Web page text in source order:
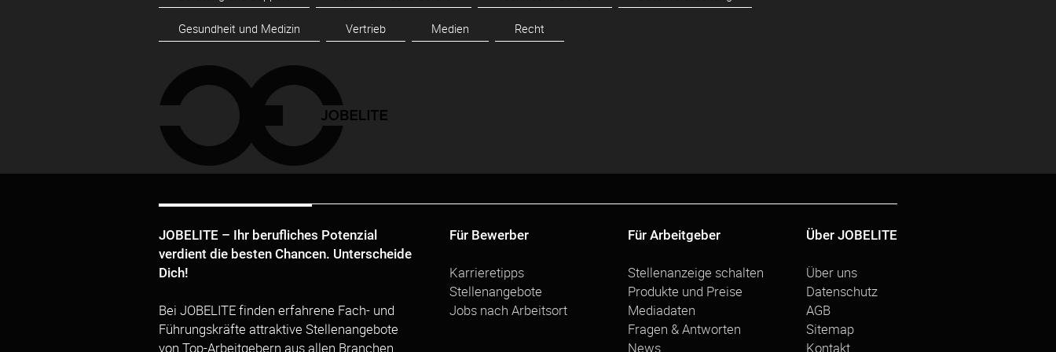
Gesundheit und Medizin Vertrieb Medien Recht
JOBELITE – Ihr berufliches Potenzial
verdient die besten Chancen. Unterscheide
Dich!
Bei JOBELITE finden erfahrene Fach- und
Führungskräfte attraktive Stellenangebote
von Top-Arbeitgebern aus allen Branchen
Für Bewerber
Karrieretipps
Stellenangebote
Jobs nach Arbeitsort
Für Arbeitgeber
Stellenanzeige schalten
Produkte und Preise
Mediadaten
Fragen & Antworten
News
Über JOBELITE
Über uns
Datenschutz
AGB
Sitemap
Kontakt